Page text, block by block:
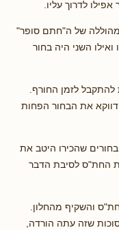
לדרוך עליו.
של ה"חתם סופר"
השני היה בחור
לזמן החורף.
את הבחור הפחות
שהכירו היטב את
החת"ס לסיבת הדבר
והשקיף מהחלון.
שזה עתה הורדה,